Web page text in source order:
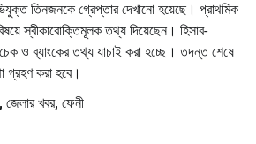
তিনজনকে গ্রেপ্তার দেখানো হয়েছে। প্রাথমিক
স্বীকারোক্তিমূলক তথ্য দিয়েছেন। হিসাব-
ও ব্যাংকের তথ্য যাচাই করা হচ্ছে। তদন্ত শেষে
গ্রহণ করা হবে।
, জেলার খবর, ফেনী